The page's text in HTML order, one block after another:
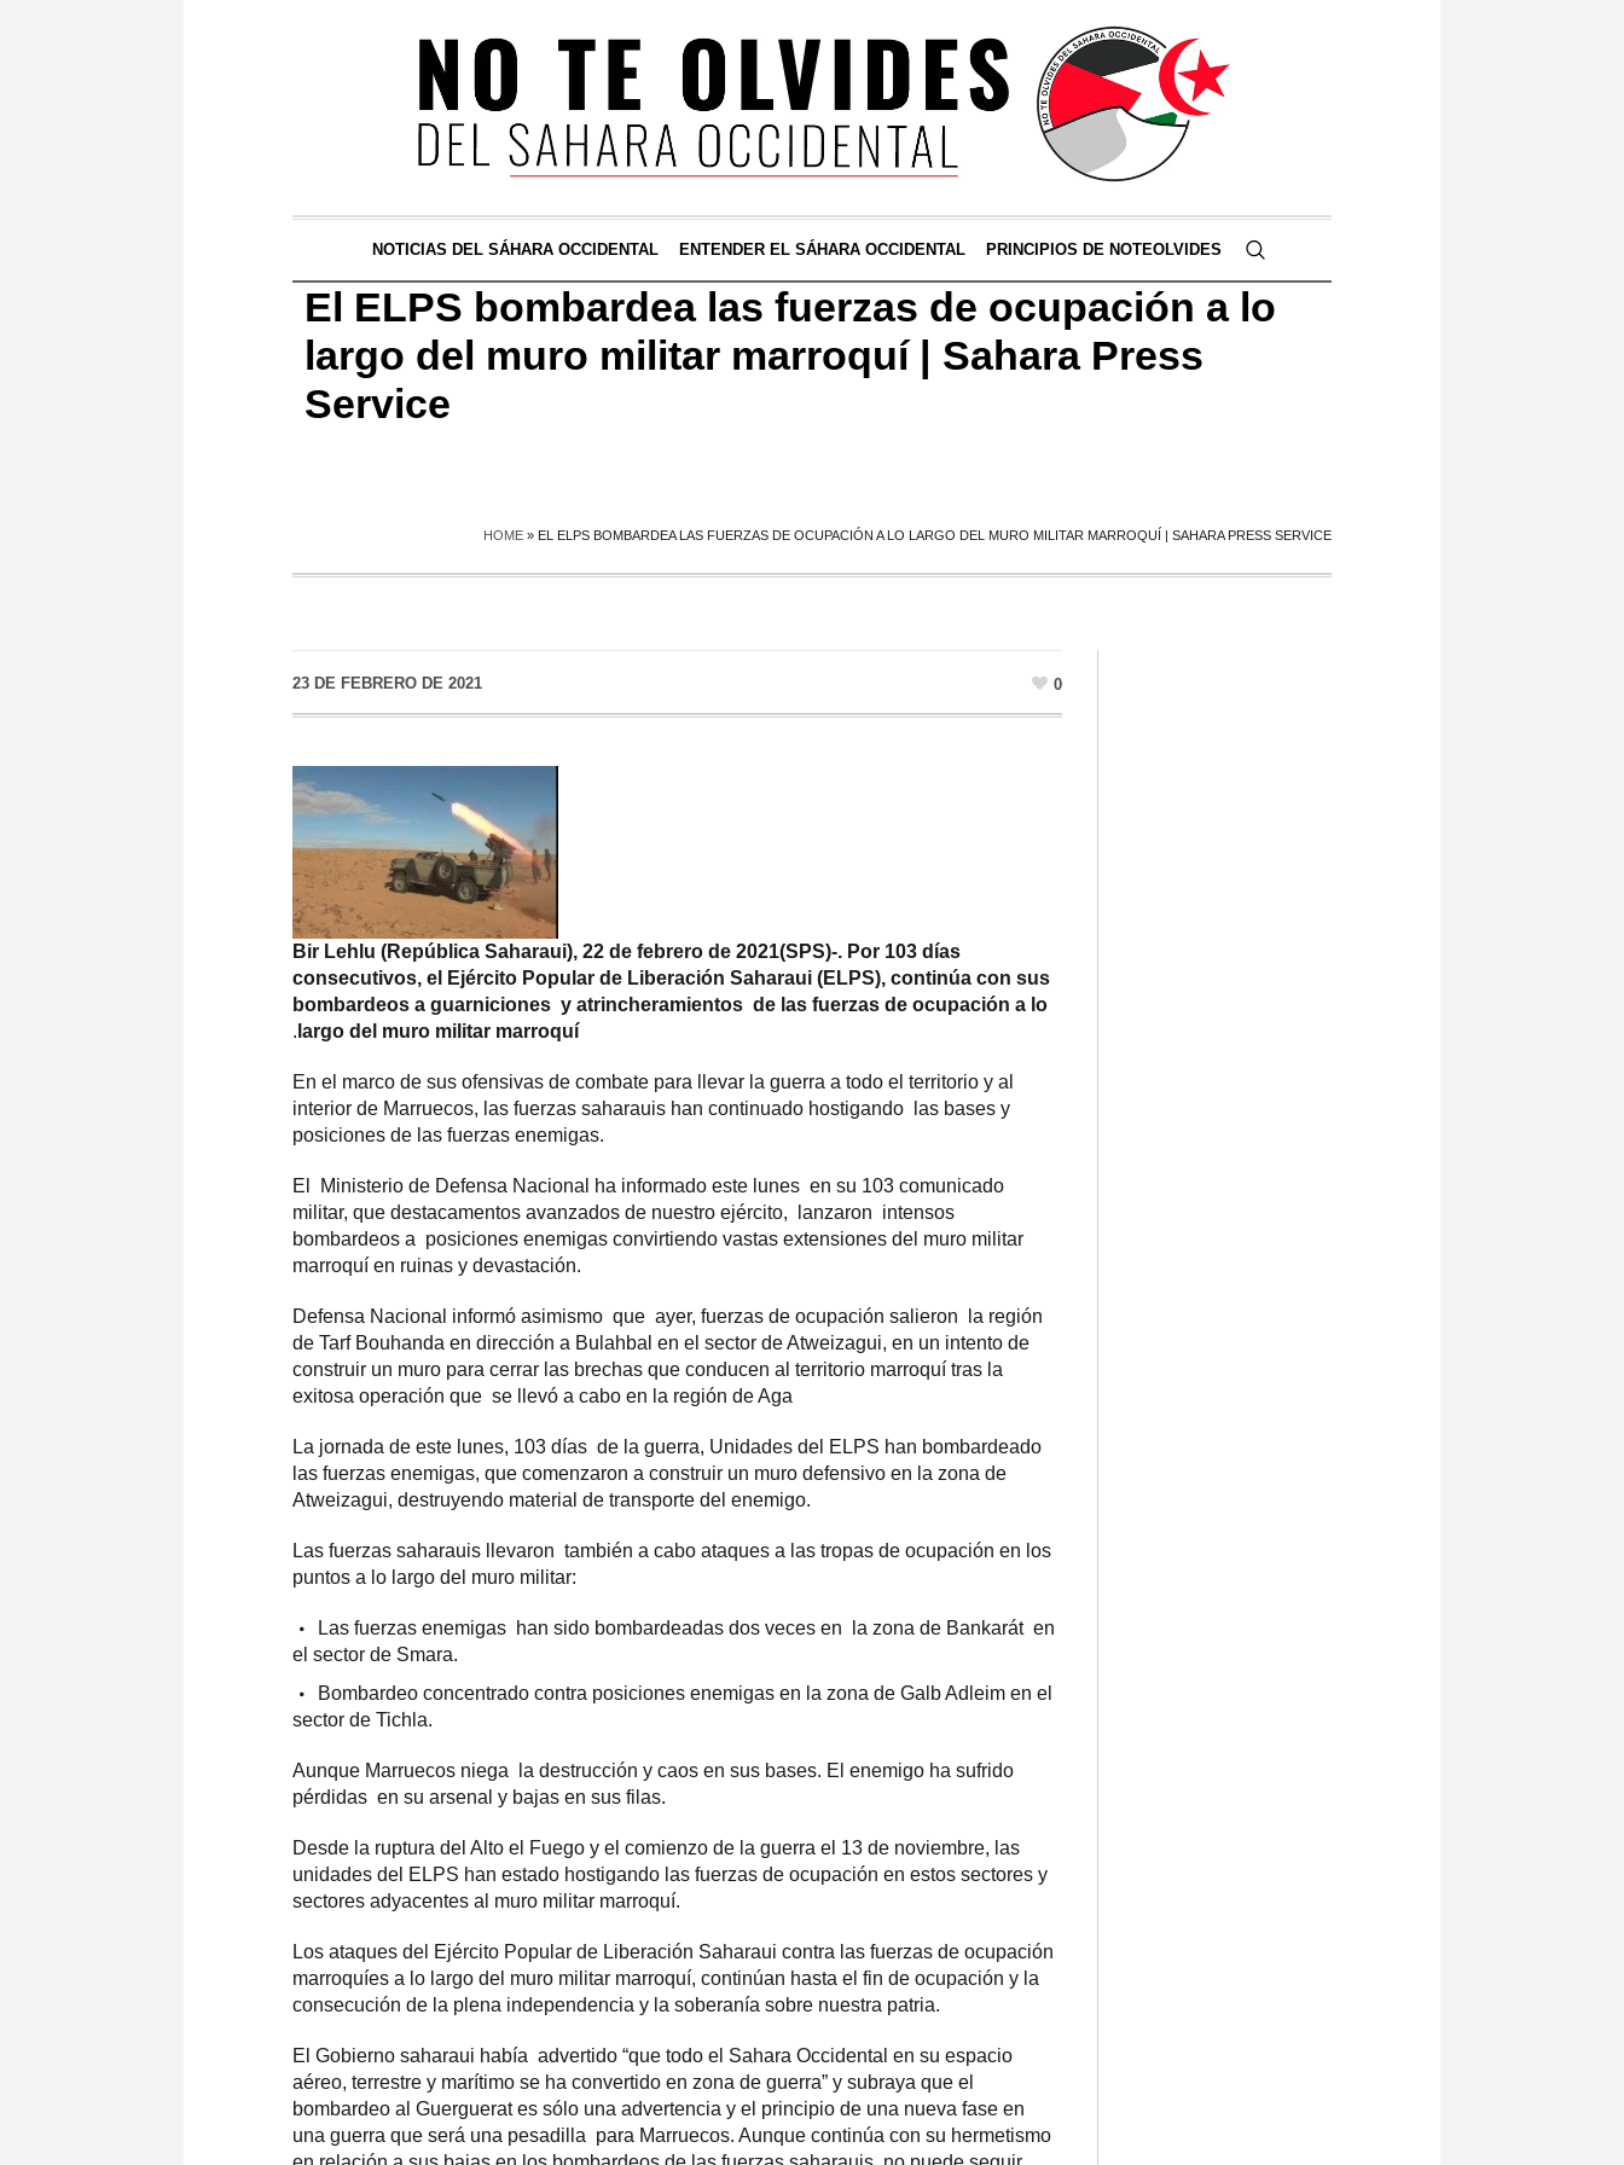
NOTICIAS DEL SÁHARA OCCIDENTAL ENTENDER EL SÁHARA OCCIDENTAL PRINCIPIOS DE NOTEOLVIDES
El ELPS bombardea las fuerzas de ocupación a lo
largo del muro militar marroquí | Sahara Press
Service
HOME » EL ELPS BOMBARDEA LAS FUERZAS DE OCUPACIÓN A LO LARGO DEL MURO MILITAR MARROQUÍ | SAHARA PRESS SERVICE
23 DE FEBRERO DE 2021 0
Bir Lehlu (República Saharaui), 22 de febrero de 2021(SPS)-. Por 103 días
consecutivos, el Ejército Popular de Liberación Saharaui (ELPS), continúa con sus
bombardeos a guarniciones y atrincheramientos de las fuerzas de ocupación a lo
largo del muro militar marroquí
.
En el marco de sus ofensivas de combate para llevar la guerra a todo el territorio y al
interior de Marruecos, las fuerzas saharauis han continuado hostigando las bases y
posiciones de las fuerzas enemigas.
El Ministerio de Defensa Nacional ha informado este lunes en su 103 comunicado
militar, que destacamentos avanzados de nuestro ejército, lanzaron intensos
bombardeos a posiciones enemigas convirtiendo vastas extensiones del muro militar
marroquí en ruinas y devastación.
Defensa Nacional informó asimismo que ayer, fuerzas de ocupación salieron la región
de Tarf Bouhanda en dirección a Bulahbal en el sector de Atweizagui, en un intento de
construir un muro para cerrar las brechas que conducen al territorio marroquí tras la
exitosa operación que se llevó a cabo en la región de Aga
La jornada de este lunes, 103 días de la guerra, Unidades del ELPS han bombardeado
las fuerzas enemigas, que comenzaron a construir un muro defensivo en la zona de
Atweizagui, destruyendo material de transporte del enemigo.
Las fuerzas saharauis llevaron también a cabo ataques a las tropas de ocupación en los
puntos a lo largo del muro militar:
Las fuerzas enemigas han sido bombardeadas dos veces en la zona de Bankarát en
el sector de Smara.
Bombardeo concentrado contra posiciones enemigas en la zona de Galb Adleim en el
sector de Tichla.
Aunque Marruecos niega la destrucción y caos en sus bases. El enemigo ha sufrido
pérdidas en su arsenal y bajas en sus filas.
Desde la ruptura del Alto el Fuego y el comienzo de la guerra el 13 de noviembre, las
unidades del ELPS han estado hostigando las fuerzas de ocupación en estos sectores y
sectores adyacentes al muro militar marroquí.
Los ataques del Ejército Popular de Liberación Saharaui contra las fuerzas de ocupación
marroquíes a lo largo del muro militar marroquí, continúan hasta el fin de ocupación y la
consecución de la plena independencia y la soberanía sobre nuestra patria.
El Gobierno saharaui había advertido “que todo el Sahara Occidental en su espacio
aéreo, terrestre y marítimo se ha convertido en zona de guerra” y subraya que el
bombardeo al Guerguerat es sólo una advertencia y el principio de una nueva fase en
una guerra que será una pesadilla para Marruecos. Aunque continúa con su hermetismo